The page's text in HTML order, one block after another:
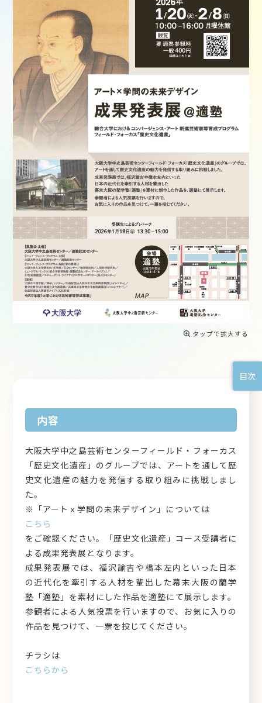
タップで拡大する
内容
大阪大学中之島芸術センターフィールド・フォーカス
「歴史文化遺産」のグループでは、アートを通して歴
史文化遺産の魅力を発信する取り組みに挑戦しまし
た。
※「アートｘ学問の未来デザイン」については
こちら
をご確認ください。「歴史文化遺産」コース受講者に
よる成果発表展となります。
成果発表展では、福沢諭吉や橋本左内といった日本
の近代化を牽引する人材を輩出した幕末大阪の蘭学
塾「適塾」を素材にした作品を適塾にて展示します。
参観者による人気投票を行いますので、お気に入りの
作品を見つけて、一票を投じてください。
チラシは
こちらから
目次